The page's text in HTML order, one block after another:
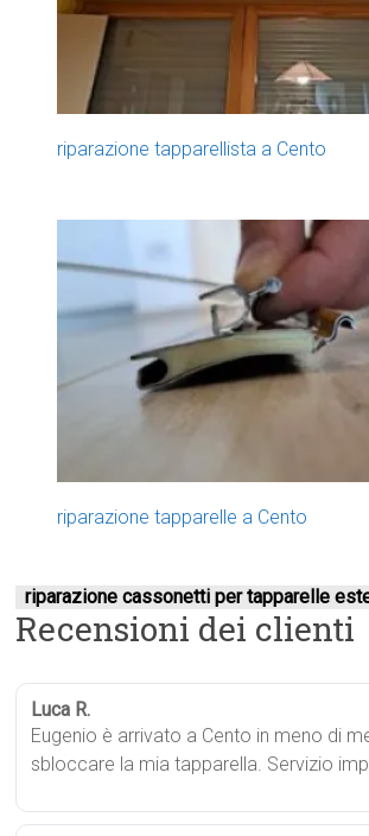
riparazione tapparellista a Cento
riparazione tapparelle a Cento
riparazione cassonetti per tapparelle
Recensioni dei clienti
Luca R.
Eugenio è arrivato a Cento in meno di
sbloccare la mia tapparella. Servizio